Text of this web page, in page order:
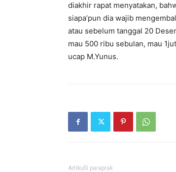
diakhir rapat menyatakan,
siapa’pun dia wajib
atau sebelum tanggal 20
mau 500 ribu sebulan, mau
ucap M.Yunus.
Artikulli paraprak